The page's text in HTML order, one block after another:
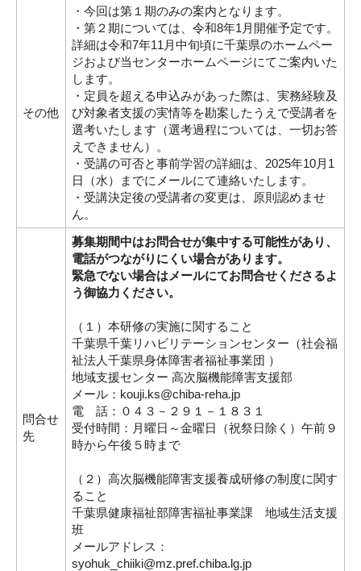
その他
・今回は第１期のみの案内となります。
・第２期については、令和8年1月開催予定です。
詳細は令和7年11月中旬頃に千葉県のホームペー
ジおよび当センターホームページにてご案内いた
します。
・定員を超える申込みがあった際は、実務経験及
び対象者支援の実情等を勘案したうえで受講者を
選考いたします（選考過程については、一切お答
えできません）。
・受講の可否と事前学習の詳細は、2025年10月1
日（水）までにメールにて連絡いたします。
・受講決定後の受講者の変更は、原則認めませ
ん。
問合せ
先
募集期間中はお問合せが集中する可能性があり、
電話がつながりにくい場合があります。
緊急でない場合はメールにてお問合せくださるよ
う御協力ください。
（１）本研修の実施に関すること
千葉県千葉リハビリテーションセンター（社会福
祉法人千葉県身体障害者福祉事業団 ）
地域支援センター 高次脳機能障害支援部
メール：kouji.ks@chiba-reha.jp
電 話：０４３－２９１－１８３１
受付時間：月曜日～金曜日（祝祭日除く）午前９
時から午後５時まで
（２）高次脳機能障害支援養成研修の制度に関す
ること
千葉県健康福祉部障害福祉事業課 地域生活支援
班
メールアドレス：
syohuk_chiiki@mz.pref.chiba.lg.jp